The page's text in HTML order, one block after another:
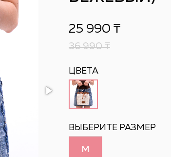
25 990 ₸
36 990₸
ЦВЕТА
ВЫБЕРИТЕ РАЗМЕР
M